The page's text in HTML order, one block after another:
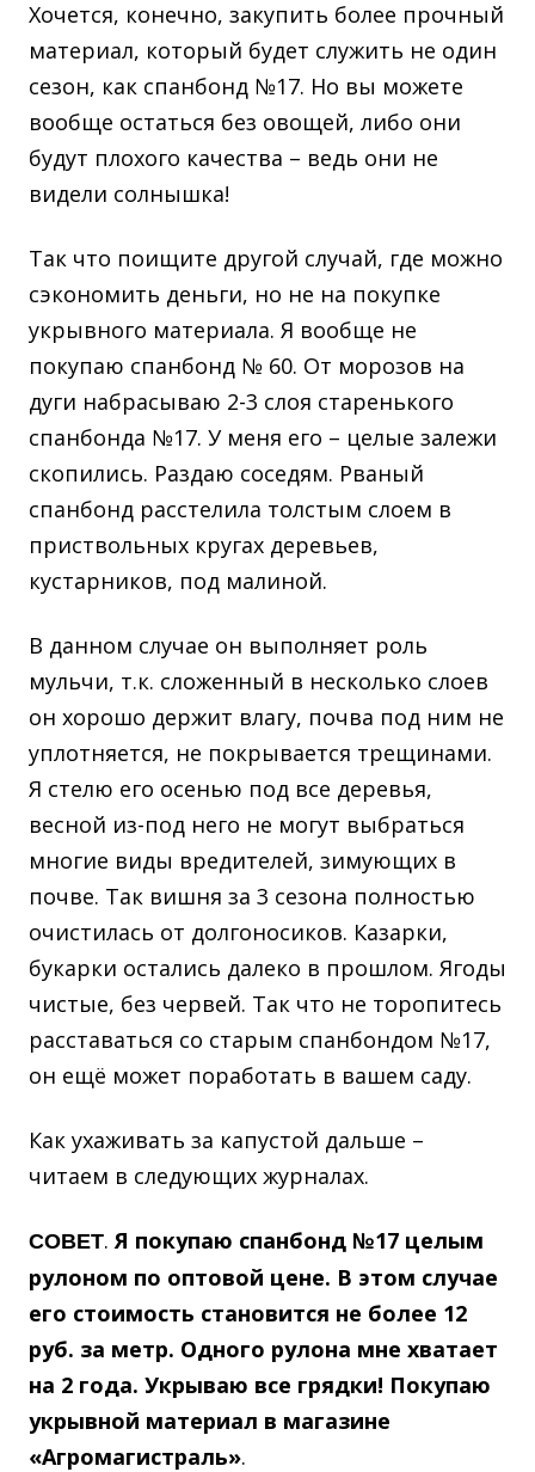
Хочется, конечно, закупить более прочный
материал, который будет служить не один
сезон, как спанбонд №17. Но вы можете
вообще остаться без овощей, либо они
будут плохого качества – ведь они не
видели солнышка!
Так что поищите другой случай, где можно
сэкономить деньги, но не на покупке
укрывного материала. Я вообще не
покупаю спанбонд № 60. От морозов на
дуги набрасываю 2-3 слоя старенького
спанбонда №17. У меня его – целые залежи
скопились. Раздаю соседям. Рваный
спанбонд расстелила толстым слоем в
приствольных кругах деревьев,
кустарников, под малиной.
В данном случае он выполняет роль
мульчи, т.к. сложенный в несколько слоев
он хорошо держит влагу, почва под ним не
уплотняется, не покрывается трещинами.
Я стелю его осенью под все деревья,
весной из-под него не могут выбраться
многие виды вредителей, зимующих в
почве. Так вишня за 3 сезона полностью
очистилась от долгоносиков. Казарки,
букарки остались далеко в прошлом. Ягоды
чистые, без червей. Так что не торопитесь
расставаться со старым спанбондом №17,
он ещё может поработать в вашем саду.
Как ухаживать за капустой дальше –
читаем в следующих журналах.
СОВЕТ. Я покупаю спанбонд №17 целым
рулоном по оптовой цене. В этом случае
его стоимость становится не более 12
руб. за метр. Одного рулона мне хватает
на 2 года. Укрываю все грядки! Покупаю
укрывной материал в магазине
«Агромагистраль».